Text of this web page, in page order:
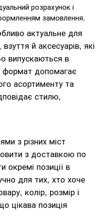
розрахунок і
замовлення.
актуальне для
й аксесуарів, які
випускаються в
формат допомагає
асортименту та
стилю,
з різних міст
з доставкою по
окремі позиції в
для тих, хто хоче
колір, розмір і
цікава позиція